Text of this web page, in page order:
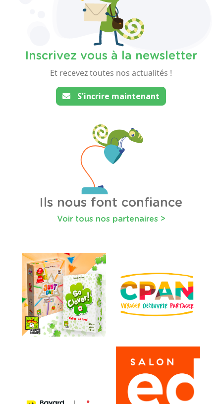
Inscrivez vous à la newsletter
Et recevez toutes nos actualités !
S'incrire maintenant
Ils nous font confiance
Voir tous nos partenaires >